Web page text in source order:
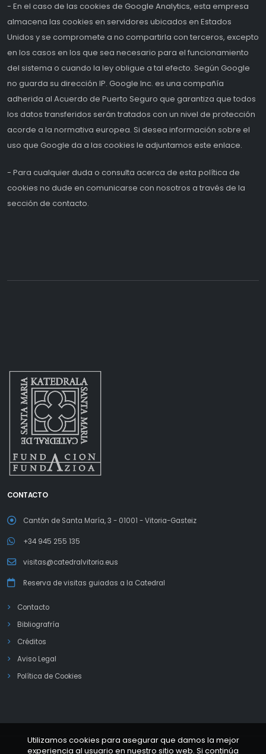
- En el caso de las cookies de Google Analytics, esta empresa
almacena las cookies en servidores ubicados en Estados
Unidos y se compromete a no compartirla con terceros, excepto
en los casos en los que sea necesario para el funcionamiento
del sistema o cuando la ley obligue a tal efecto. Según Google
no guarda su dirección IP. Google Inc. es una compañía
adherida al Acuerdo de Puerto Seguro que garantiza que todos
los datos transferidos serán tratados con un nivel de protección
acorde a la normativa europea. Si desea información sobre el
uso que Google da a las cookies le adjuntamos este enlace.
- Para cualquier duda o consulta acerca de esta política de
cookies no dude en comunicarse con nosotros a través de la
sección de contacto.
CONTACTO
Cantón de Santa María, 3 - 01001 - Vitoria-Gasteiz
+34 945 255 135
visitas@catedralvitoria.eus
Reserva de visitas guiadas a la Catedral
Contacto
Bibliografría
Créditos
Aviso Legal
Política de Cookies
Utilizamos cookies para asegurar que damos la mejor
experiencia al usuario en nuestro sitio web. Si continúa